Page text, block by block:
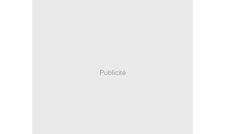
Publicité